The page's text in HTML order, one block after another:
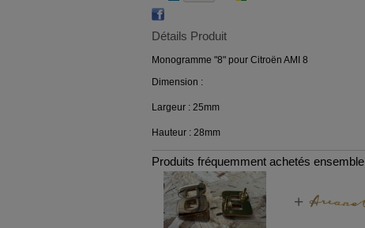
Détails Produit
Monogramme "8" pour Citroën AMI 8
Dimension :
Largeur : 25mm
Hauteur : 28mm
Produits fréquemment achetés ensemble
+